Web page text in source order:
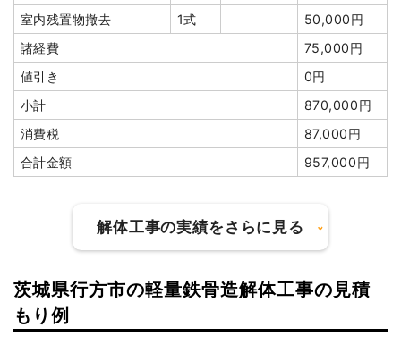
室内残置物撤去
1式
50,000円
諸経費
75,000円
値引き
0円
小計
870,000円
消費税
87,000円
合計金額
957,000円
解体工事の実績をさらに見る
建物の種類/構造
茨城県行方市の軽量鉄骨造解体工事の見積
もり例